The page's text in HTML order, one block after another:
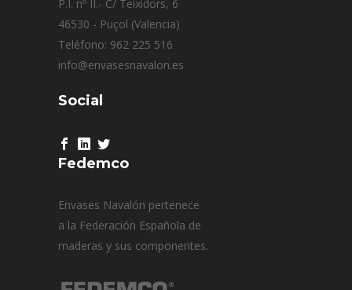
P.I. nº II.- C/ Teixidors, 6
46530 - Puçol (Valencia)
Teléfono: 962 225 516
info@envasesnavalon.es
Social
Fedemco
Envases Navalón pertenece
a la Federación Española de
maderas y sus componentes.